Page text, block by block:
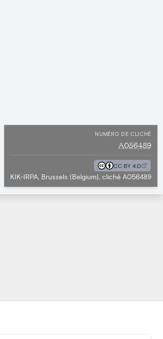
NUMÉRO DE CLICHÉ
A056489
CC BY 4.0
KIK-IRPA, Brussels (Belgium), cliché A056489